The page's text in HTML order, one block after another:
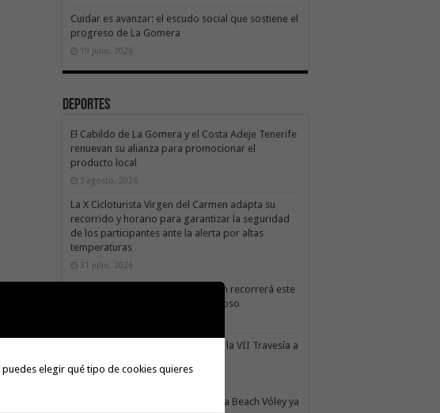
Cuidar es avanzar: el escudo social que sostiene el
progreso de La Gomera
19 julio, 2026
Deportes
El Cabildo de La Gomera y el Costa Adeje Tenerife
renuevan su alianza para promocionar el
producto local
3 agosto, 2026
La X Cicloturista Virgen del Carmen adapta su
recorrido y horario para garantizar la seguridad
de los participantes ante la alerta por altas
temperaturas
31 julio, 2026
La X Cicloturista Virgen del Carmen recorrerá este
sábado los paisajes de Vallehermoso
Valle Gran Rey acoge este sábado la VII Travesía a
30 julio, 2026
El II torneo Autonómico Gomahara Beach Vóley ya
elegir qué tipo de cookies quieres